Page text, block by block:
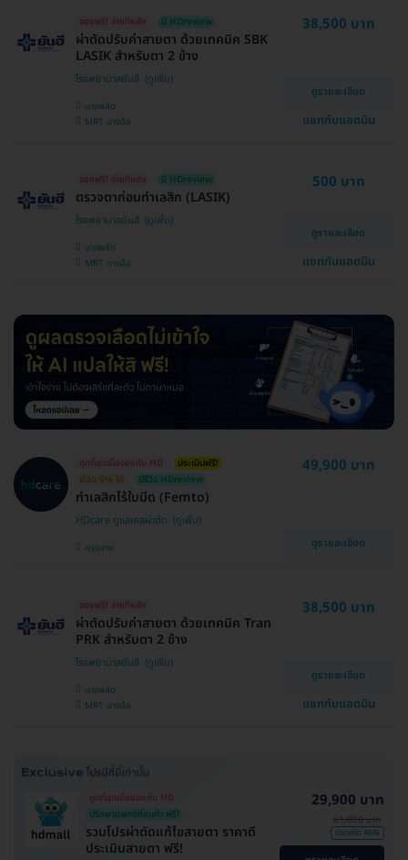
จองฟรี! จ่ายทีหลัง มี HDreview
ผ่าตัดปรับค่าสายตา ด้วยเทคนิค SBK
LASIK สำหรับตา 2 ข้าง
โรงพยาบาลยันฮี
บางพลัด
MRT บางอ้อ
38,500 บาท
ดูรายละเอียด
แชทกับแอดมิน
จองฟรี! จ่ายทีหลัง มี HDreview
ตรวจตาก่อนทำเลสิก (LASIK)
โรงพยาบาลยันฮี
บางพลัด
MRT บางอ้อ
500 บาท
ดูรายละเอียด
แชทกับแอดมิน
ถูกที่สุดเมื่อจองกับ HD
ประเมินฟรี!
ผ่อน 0% ได้
มีรีวิว HDreview
ทำเลสิกไร้ใบมีด (Femto)
HDcare ดูแลเคสผ่าตัด
กรุงเทพ
49,900 บาท
ดูรายละเอียด
จองฟรี! จ่ายทีหลัง
ผ่าตัดปรับค่าสายตา ด้วยเทคนิค Tran
PRK สำหรับตา 2 ข้าง
โรงพยาบาลยันฮี
บางพลัด
MRT บางอ้อ
38,500 บาท
ดูรายละเอียด
แชทกับแอดมิน
ถูกที่สุดเมื่อของกับ HD
ปรึกษาแพทย์ก่อนทำ ฟรี!
รวมโปรผ่าตัดแก้ไขสายตา ราคาดี
ประเมินสายตา ฟรี!
29,900 บาท
61,000 บาท
ประหยัด 46%